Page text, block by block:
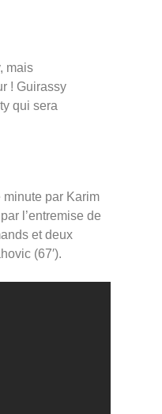
mais
! Guirassy
qui sera
minute par Karim
l’entremise de
et deux
(67′).